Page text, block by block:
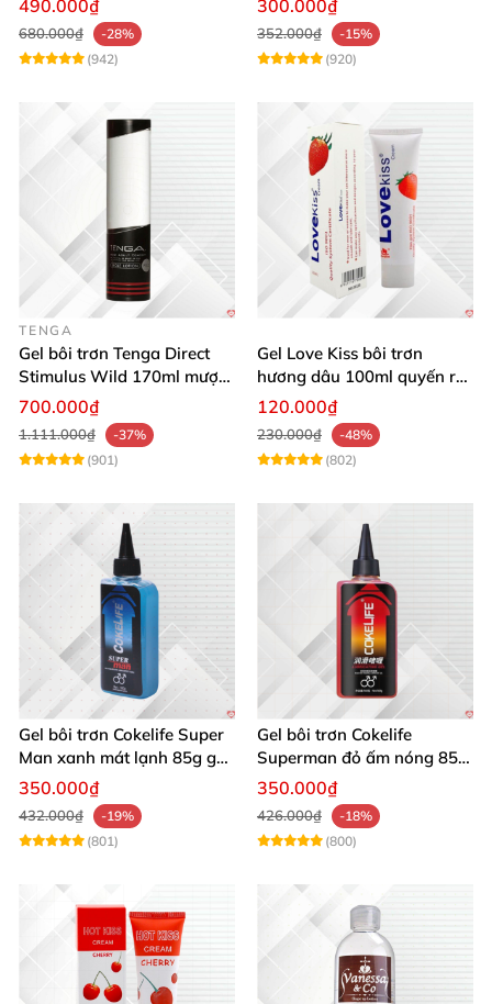
490.000₫
680.000₫
-28%
(942)
300.000₫
352.000₫
-15%
(920)
TENGA
Gel bôi trơn Tenga Direct
Stimulus Wild 170ml mượt
mà kích thích
700.000₫
1.111.000₫
-37%
(901)
Gel Love Kiss bôi trơn
hương dâu 100ml quyến rũ
thơm ngọt nâng cảm xúc
120.000₫
230.000₫
-48%
(802)
Gel bôi trơn Cokelife Super
Man xanh mát lạnh 85g gel
hậu môn cho gay
350.000₫
432.000₫
-19%
(801)
Gel bôi trơn Cokelife
Superman đỏ ấm nóng 85g
kích thích, giảm đau rát
350.000₫
426.000₫
-18%
(800)